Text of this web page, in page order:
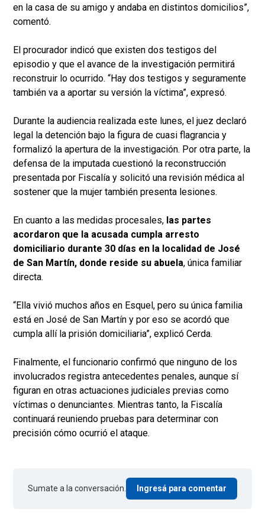
en la casa de su amigo y andaba en distintos domicilios”,
comentó.
El procurador indicó que existen dos testigos del
episodio y que el avance de la investigación permitirá
reconstruir lo ocurrido. “Hay dos testigos y seguramente
también va a aportar su versión la víctima”, expresó.
Durante la audiencia realizada este lunes, el juez declaró
legal la detención bajo la figura de cuasi flagrancia y
formalizó la apertura de la investigación. Por otra parte, la
defensa de la imputada cuestionó la reconstrucción
presentada por Fiscalía y solicitó una revisión médica al
sostener que la mujer también presenta lesiones.
En cuanto a las medidas procesales, las partes
acordaron que la acusada cumpla arresto
domiciliario durante 30 días en la localidad de José
de San Martín, donde reside su abuela, única familiar
directa.
“Ella vivió muchos años en Esquel, pero su única familia
está en José de San Martín y por eso se acordó que
cumpla allí la prisión domiciliaria”, explicó Cerda.
Finalmente, el funcionario confirmó que ninguno de los
involucrados registra antecedentes penales, aunque sí
figuran en otras actuaciones judiciales previas como
víctimas o denunciantes. Mientras tanto, la Fiscalía
continuará reuniendo pruebas para determinar con
precisión cómo ocurrió el ataque.
Sumate a la conversación. Ingresá para comentar